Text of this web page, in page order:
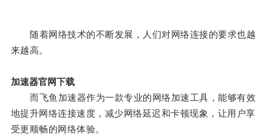
随着网络技术的不断发展，人们对网络连接的要求也越
来越高。
加速器官网下载
而飞鱼加速器作为一款专业的网络加速工具，能够有效
地提升网络连接速度，减少网络延迟和卡顿现象，让用户享
受更顺畅的网络体验。